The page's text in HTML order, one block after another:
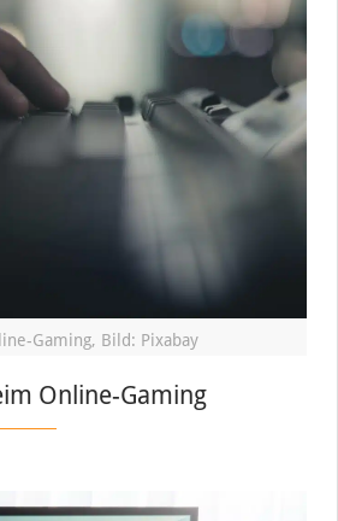
Gaming, Bild: Pixabay
Online-Gaming